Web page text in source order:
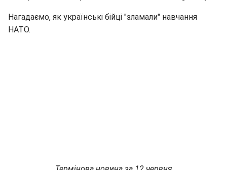
Нагадаємо, як українські бійці "зламали" навчання
НАТО.